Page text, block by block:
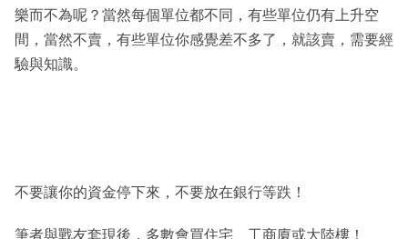
樂而不為呢？當然每個單位都不同，有些單位仍有上升空
間，當然不賣，有些單位你感覺差不多了，就該賣，需要經
驗與知識。
不要讓你的資金停下來，不要放在銀行等跌！
筆者與戰友套現後，多數會買住宅、工商廈或大陸樓！